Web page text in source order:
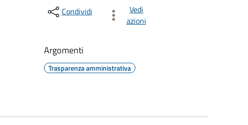
Condividi
Vedi
azioni
Argomenti
Trasparenza amministrativa